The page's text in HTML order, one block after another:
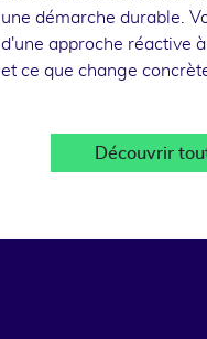
une démarche durable.
d'une approche réactive
et ce que change
Découvrir